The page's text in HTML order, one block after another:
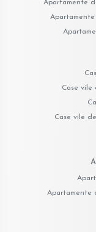
Apartamente
Apartamente
Case vile
Case vile
Apartamente